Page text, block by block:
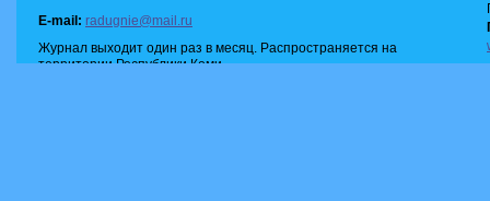
E-mail: radugnie@mail.ru
Журнал выходит один раз в месяц. Распространяется на
территории Республики Коми.